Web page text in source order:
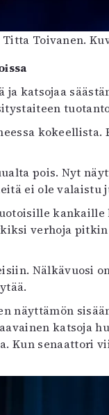
Toivanen.
katsojaa
pois. Nyt
ei ole valaistu
kankaille
verhoja
Nälkävuosi
näyttämön
katsoja
Kun senaattori